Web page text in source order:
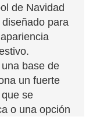
de Navidad
para
base de
un fuerte
se
o una opción